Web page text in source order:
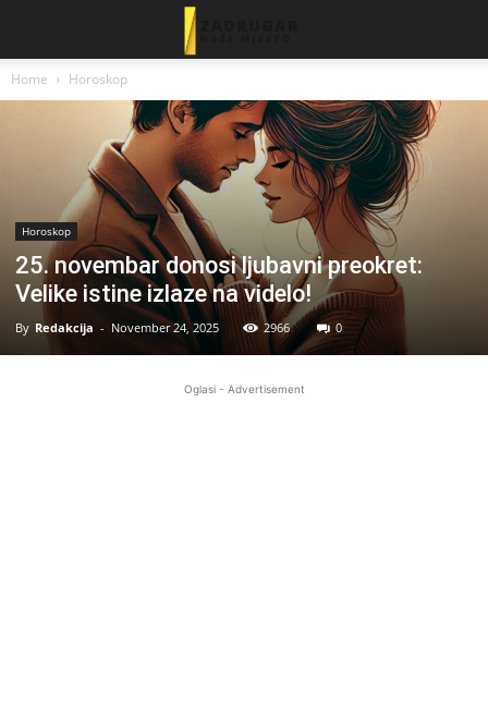
Home Horoskop
Horoskop
25. novembar donosi ljubavni preokret:
Velike istine izlaze na videlo!
By Redakcija - November 24, 2025 2966 0
Oglasi - Advertisement